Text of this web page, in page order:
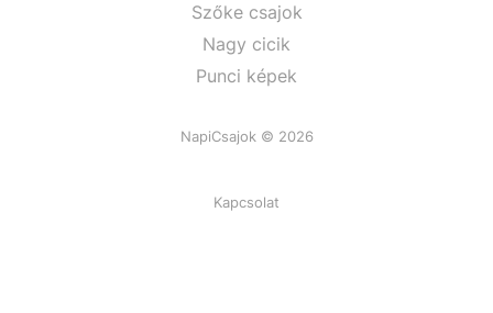
Szőke csajok
Nagy cicik
Punci képek
NapiCsajok © 2026
Kapcsolat